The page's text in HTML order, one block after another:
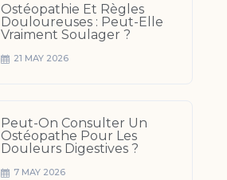
Ostéopathie Et Règles
Douloureuses : Peut-Elle
Vraiment Soulager ?
21 MAY 2026
Peut-On Consulter Un
Ostéopathe Pour Les
Douleurs Digestives ?
7 MAY 2026